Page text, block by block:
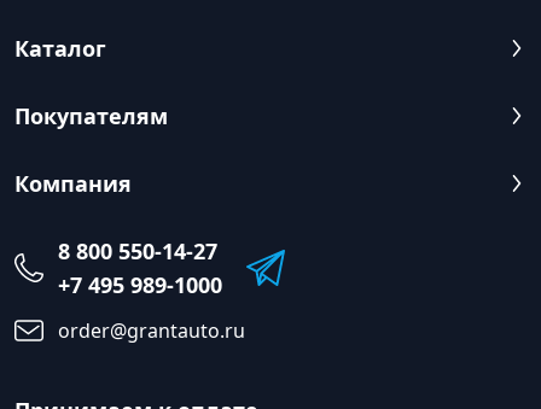
Каталог
Покупателям
Компания
8 800 550-14-27
+7 495 989-1000
order@grantauto.ru